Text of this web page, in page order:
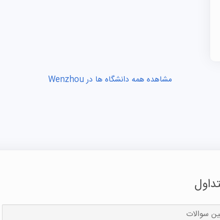
بورسیه دولت استان ژجیانگ:
برای دانشجویان بین‌المللی
مشاهده همه دانشگاه ها در Wenzhou